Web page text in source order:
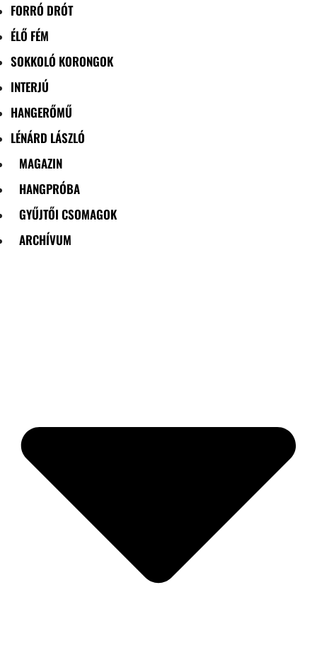
FORRÓ DRÓT
ÉLŐ FÉM
SOKKOLÓ KORONGOK
INTERJÚ
HANGERŐMŰ
LÉNÁRD LÁSZLÓ
MAGAZIN
HANGPRÓBA
GYŰJTŐI CSOMAGOK
ARCHÍVUM